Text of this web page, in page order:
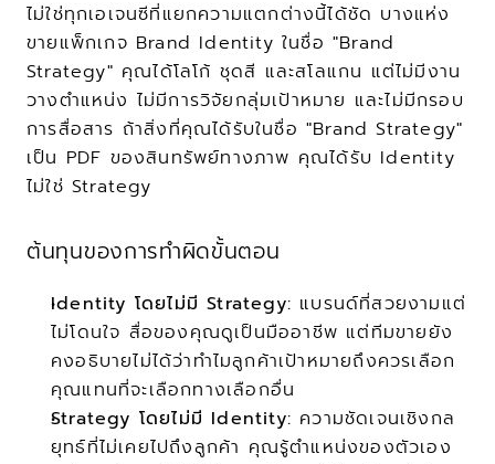
ไม่ใช่ทุกเอเจนซีที่แยกความแตกต่างนี้ได้ชัด บางแห่ง
ขายแพ็กเกจ Brand Identity ในชื่อ "Brand
Strategy" คุณได้โลโก้ ชุดสี และสโลแกน แต่ไม่มีงาน
วางตำแหน่ง ไม่มีการวิจัยกลุ่มเป้าหมาย และไม่มีกรอบ
การสื่อสาร ถ้าสิ่งที่คุณได้รับในชื่อ "Brand Strategy"
เป็น PDF ของสินทรัพย์ทางภาพ คุณได้รับ Identity
ไม่ใช่ Strategy
ต้นทุนของการทำผิดขั้นตอน
Identity โดยไม่มี Strategy: แบรนด์ที่สวยงามแต่
ไม่โดนใจ สื่อของคุณดูเป็นมืออาชีพ แต่ทีมขายยัง
คงอธิบายไม่ได้ว่าทำไมลูกค้าเป้าหมายถึงควรเลือก
คุณแทนที่จะเลือกทางเลือกอื่น
Strategy โดยไม่มี Identity: ความชัดเจนเชิงกล
ยุทธ์ที่ไม่เคยไปถึงลูกค้า คุณรู้ตำแหน่งของตัวเอง